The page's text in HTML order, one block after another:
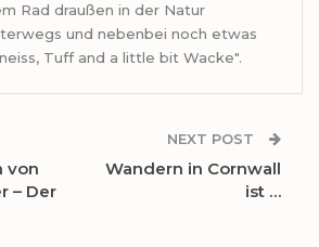
Rad draußen in der Natur
und nebenbei noch etwas
Tuff and a little bit Wacke".
von
– Der
NEXT POST
Wandern in Cornwall
ist …